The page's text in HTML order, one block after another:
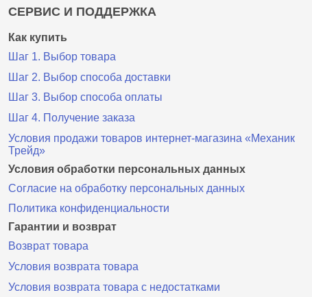
СЕРВИС И ПОДДЕРЖКА
Как купить
Шаг 1. Выбор товара
Шаг 2. Выбор способа доставки
Шаг 3. Выбор способа оплаты
Шаг 4. Получение заказа
Условия продажи товаров интернет-магазина «Механик
Трейд»
Условия обработки персональных данных
Согласие на обработку персональных данных
Политика конфиденциальности
Гарантии и возврат
Возврат товара
Условия возврата товара
Условия возврата товара с недостатками